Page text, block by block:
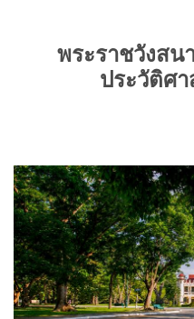
พระราชวังส
ประวัติศ